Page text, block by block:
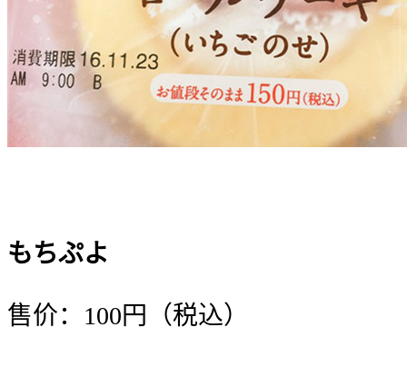
もちぷよ
售价：100円（税込）